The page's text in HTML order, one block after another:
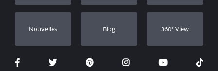
Nouvelles Blog 360º View